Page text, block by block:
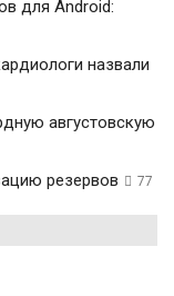
для Android:
назвали
августовскую
резервов 77